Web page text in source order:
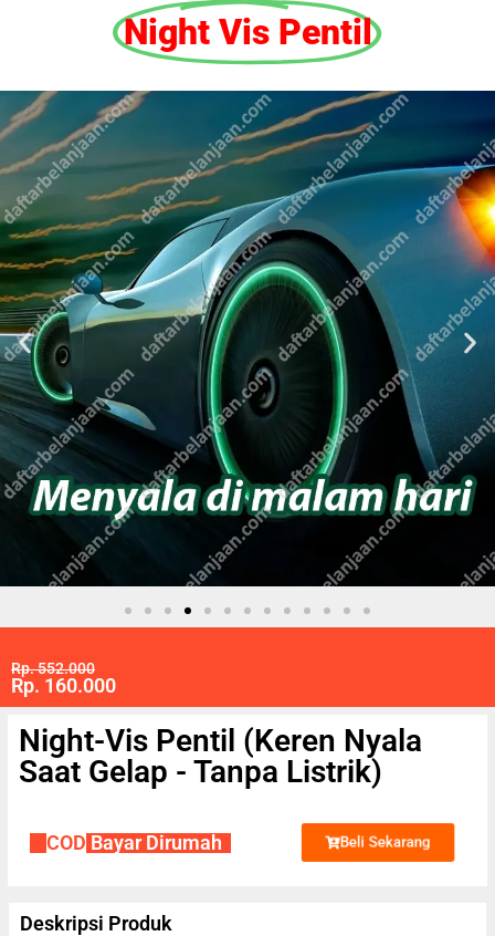
Night Vis Pentil
Rp. 552.000
Rp. 160.000
Night-Vis Pentil (Keren Nyala
Saat Gelap - Tanpa Listrik)
COD Bayar Dirumah Beli Sekarang
Deskripsi Produk